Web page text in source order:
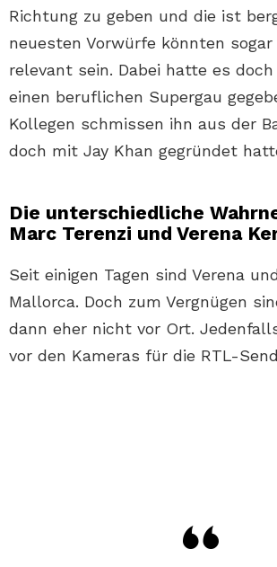
Richtung zu geben und die ist
neuesten Vorwürfe könnten
relevant sein. Dabei hatte es
einen beruflichen Supergau
Kollegen schmissen ihn aus der
doch mit Jay Khan gegründet
Die unterschiedliche
Marc Terenzi und Verena
Seit einigen Tagen sind Verena
Mallorca. Doch zum Vergnügen
dann eher nicht vor Ort.
vor den Kameras für die RTL-